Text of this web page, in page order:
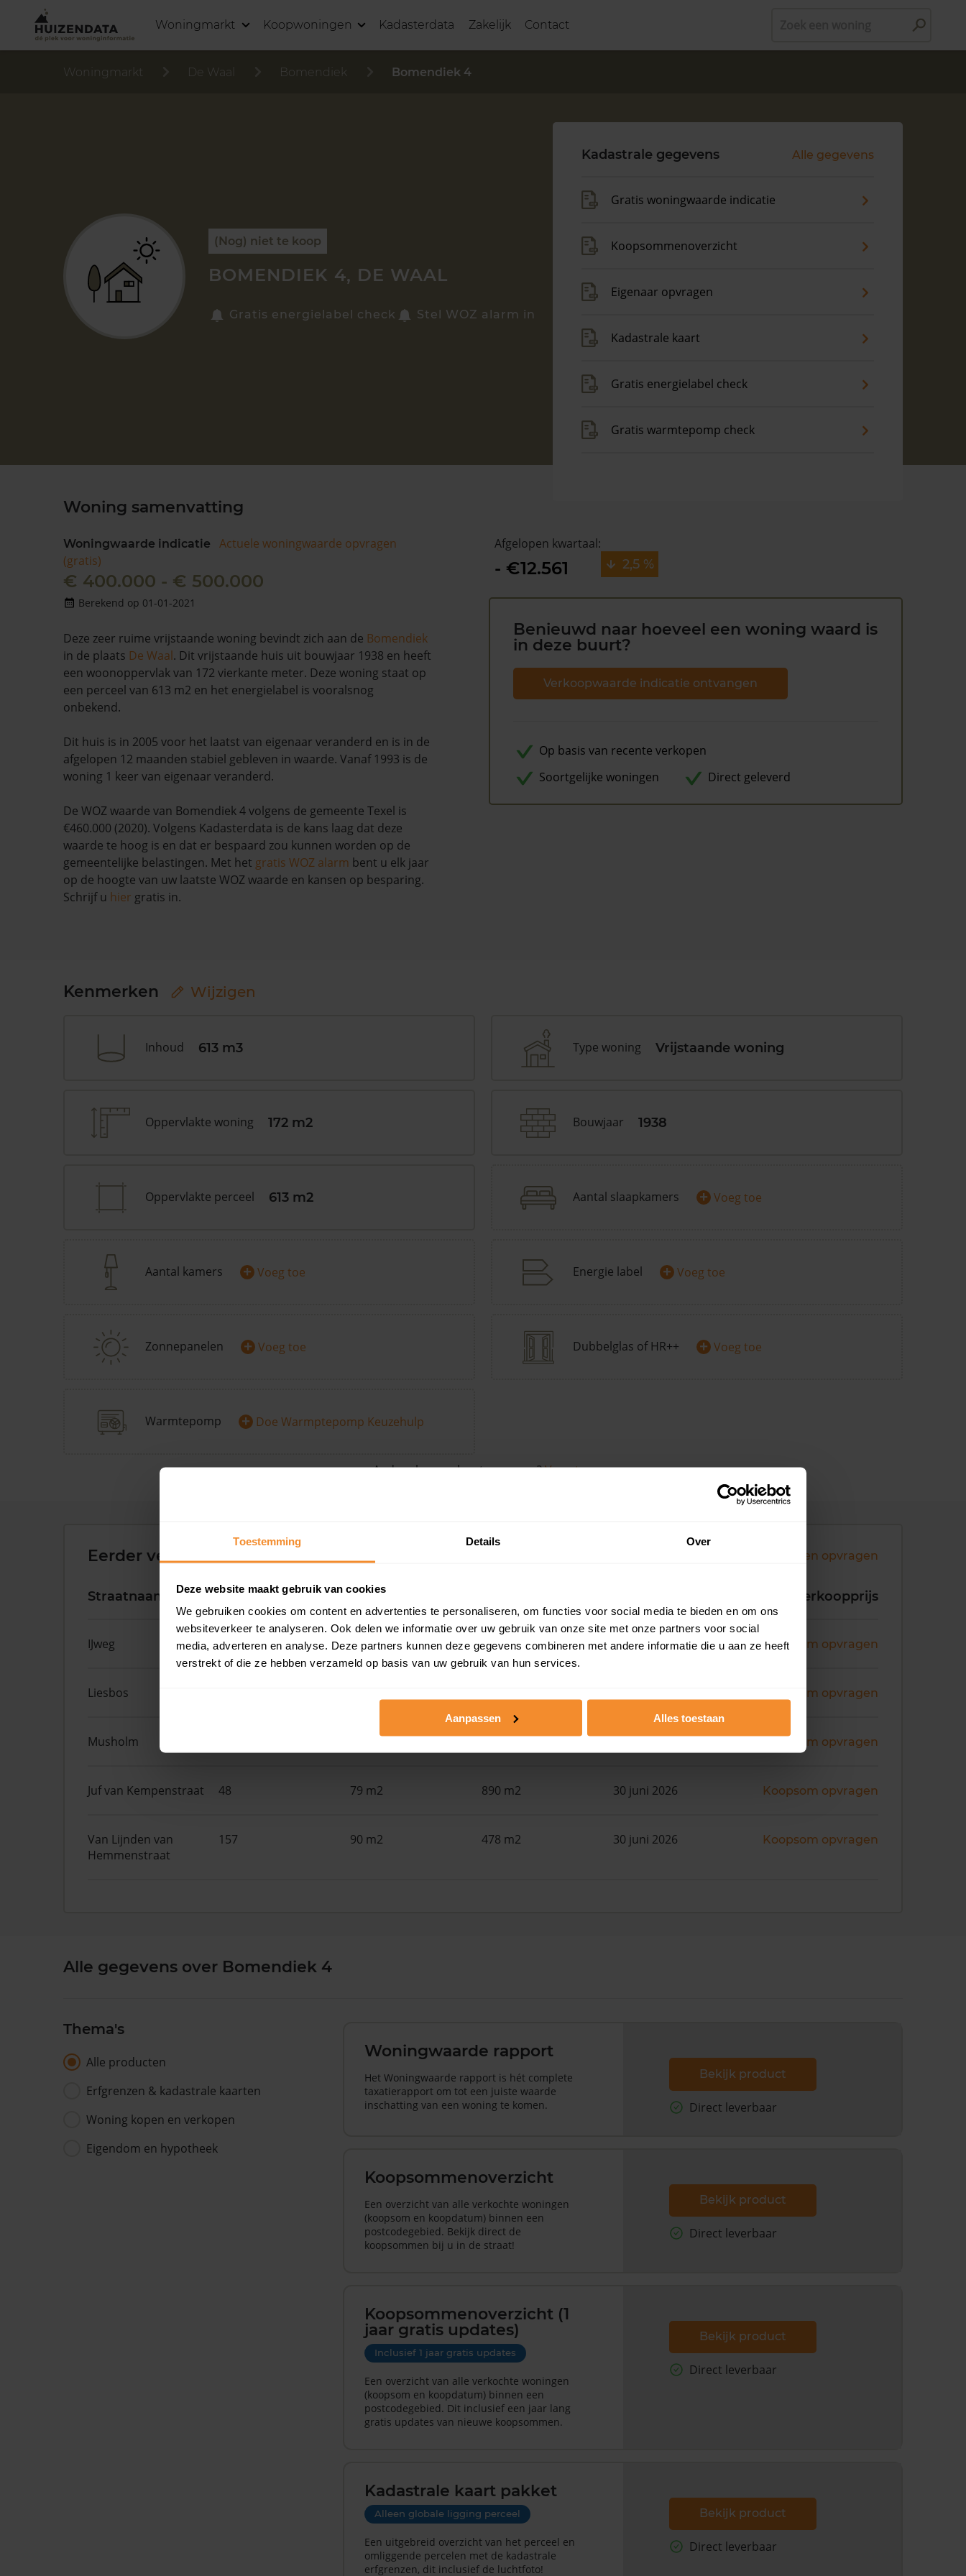
Toestemming Details Over
Deze website maakt gebruik van cookies
We gebruiken cookies om content en advertenties te personaliseren, om functies voor social media te bieden en om ons
websiteverkeer te analyseren. Ook delen we informatie over uw gebruik van onze site met onze partners voor social
media, adverteren en analyse. Deze partners kunnen deze gegevens combineren met andere informatie die u aan ze heeft
verstrekt of die ze hebben verzameld op basis van uw gebruik van hun services.
Aanpassen Alles toestaan
Woningmarkt Koopwoningen Kadasterdata Zakelijk Contact
Woningmarkt De Waal Bomendiek Bomendiek 4
(Nog) niet te koop
BOMENDIEK 4, DE WAAL
Gratis energielabel check Stel WOZ alarm in
Kadastrale gegevens Alle gegevens
Gratis woningwaarde indicatie
Koopsommenoverzicht
Eigenaar opvragen
Kadastrale kaart
Gratis energielabel check
Gratis warmtepomp check
Woning samenvatting
Woningwaarde indicatie
Actuele woningwaarde opvragen
(gratis)
€ 400.000 - € 500.000
Berekend op 01-01-2021
Deze zeer ruime vrijstaande woning bevindt zich aan de Bomendiek
in de plaats De Waal. Dit vrijstaande huis uit bouwjaar 1938 en heeft
een woonoppervlak van 172 vierkante meter. Deze woning staat op
een perceel van 613 m2 en het energielabel is vooralsnog
onbekend.
Dit huis is in 2005 voor het laatst van eigenaar veranderd en is in de
afgelopen 12 maanden stabiel gebleven in waarde. Vanaf 1993 is de
woning 1 keer van eigenaar veranderd.
De WOZ waarde van Bomendiek 4 volgens de gemeente Texel is
€460.000 (2020). Volgens Kadasterdata is de kans laag dat deze
waarde te hoog is en dat er bespaard zou kunnen worden op de
gemeentelijke belastingen. Met het gratis WOZ alarm bent u elk jaar
op de hoogte van uw laatste WOZ waarde en kansen op besparing.
Schrijf u hier gratis in.
Afgelopen kwartaal:
- €12.561 2,5 %
Benieuwd naar hoeveel een woning waard is
in deze buurt?
Verkoopwaarde indicatie ontvangen
Op basis van recente verkopen
Soortgelijke woningen
Direct geleverd
Kenmerken Wijzigen
Inhoud 613 m3 Type woning Vrijstaande woning
Oppervlakte woning 172 m2 Bouwjaar 1938
Oppervlakte perceel 613 m2 Aantal slaapkamers + Voeg toe
Aantal kamers + Voeg toe Energie label + Voeg toe
Zonnepanelen + Voeg toe Dubbelglas of HR++ + Voeg toe
Warmtepomp + Doe Warmptepomp Keuzehulp
Andere kenmerken toevoegen?Voeg toe
Eerder verkochte woningen in de buurt Andere koopsommen opvragen
Straatnaam Huisnr. Woonoppervlak Verkoopprijs
IJweg 557 213 m2 800 m2 30 juni 2026 Koopsom opvragen
Liesbos Koopsom opvragen
Musholm 87 m2 244 m2 30 juni 2026 Koopsom opvragen
Juf van Kempenstraat 48 79 m2 890 m2 30 juni 2026 Koopsom opvragen
Van Lijnden van
Hemmenstraat
157 90 m2 478 m2 30 juni 2026 Koopsom opvragen
Alle gegevens over Bomendiek 4
Thema's
Alle producten
Erfgrenzen & kadastrale kaarten
Woning kopen en verkopen
Eigendom en hypotheek
Woningwaarde rapport
Het Woningwaarde rapport is hét complete
taxatierapport om tot een juiste waarde
inschatting van een woning te komen.
Bekijk product
Direct leverbaar
Koopsommenoverzicht
Een overzicht van alle verkochte woningen
(koopsom en koopdatum) binnen een
postcodegebied. Bekijk direct de
koopsommen bij u in de straat!
Bekijk product
Direct leverbaar
Koopsommenoverzicht (1
jaar gratis updates)
Inclusief 1 jaar gratis updates
Een overzicht van alle verkochte woningen
(koopsom en koopdatum) binnen een
postcodegebied. Dit inclusief een jaar lang
gratis updates van nieuwe koopsommen.
Bekijk product
Direct leverbaar
Kadastrale kaart pakket
Alleen globale ligging perceel
Een uitgebreid overzicht van het perceel en
omliggende percelen met de kadastrale
erfgrenzen, dit inclusief de luchtfoto!
Bekijk product
Direct leverbaar